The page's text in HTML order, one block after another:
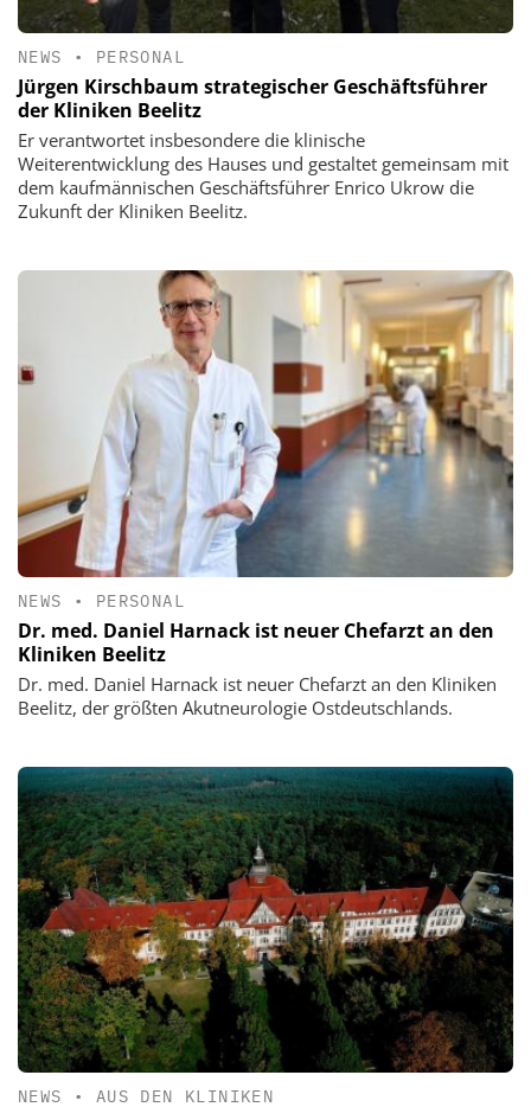
NEWS • PERSONAL
Jürgen Kirschbaum strategischer Geschäftsführer
der Kliniken Beelitz
Er verantwortet insbesondere die klinische
Weiterentwicklung des Hauses und gestaltet gemeinsam mit
dem kaufmännischen Geschäftsführer Enrico Ukrow die
Zukunft der Kliniken Beelitz.
NEWS • PERSONAL
Dr. med. Daniel Harnack ist neuer Chefarzt an den
Kliniken Beelitz
Dr. med. Daniel Harnack ist neuer Chefarzt an den Kliniken
Beelitz, der größten Akutneurologie Ostdeutschlands.
NEWS • AUS DEN KLINIKEN